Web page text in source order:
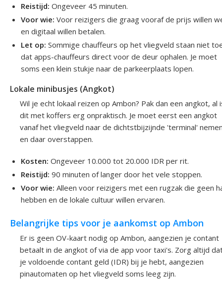
Reistijd: Ongeveer 45 minuten.
Voor wie: Voor reizigers die graag vooraf de prijs willen
en digitaal willen betalen.
Let op: Sommige chauffeurs op het vliegveld staan niet
dat apps-chauffeurs direct voor de deur ophalen. Je moet
soms een klein stukje naar de parkeerplaats lopen.
Lokale minibusjes (Angkot)
Wil je echt lokaal reizen op Ambon? Pak dan een angkot, al
dit met koffers erg onpraktisch. Je moet eerst een angkot
vanaf het vliegveld naar de dichtstbijzijnde 'terminal'
en daar overstappen.
Kosten: Ongeveer 10.000 tot 20.000 IDR per rit.
Reistijd: 90 minuten of langer door het vele stoppen.
Voor wie: Alleen voor reizigers met een rugzak die geen
hebben en de lokale cultuur willen ervaren.
Belangrijke tips voor je aankomst op Ambon
Er is geen OV-kaart nodig op Ambon, aangezien je contant
betaalt in de angkot of via de app voor taxi's. Zorg altijd
je voldoende contant geld (IDR) bij je hebt, aangezien
pinautomaten op het vliegveld soms leeg zijn.